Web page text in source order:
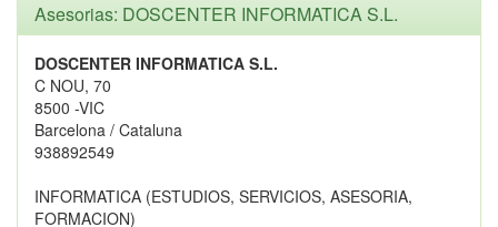
Asesorias: DOSCENTER INFORMATICA S.L.
DOSCENTER INFORMATICA S.L.
C NOU, 70
8500 -VIC
Barcelona / Cataluna
938892549
INFORMATICA (ESTUDIOS, SERVICIOS, ASESORIA,
FORMACION)